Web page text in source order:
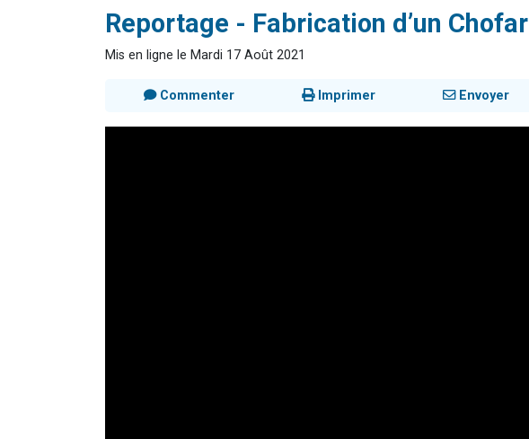
Reportage - Fabrication d’un Chofar
Mis en ligne le Mardi 17 Août 2021
Commenter Imprimer Envoyer